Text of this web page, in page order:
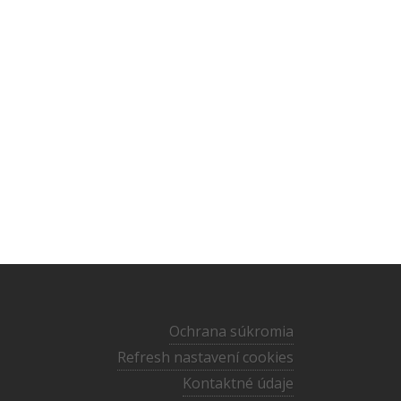
Ochrana súkromia
Refresh nastavení cookies
Kontaktné údaje